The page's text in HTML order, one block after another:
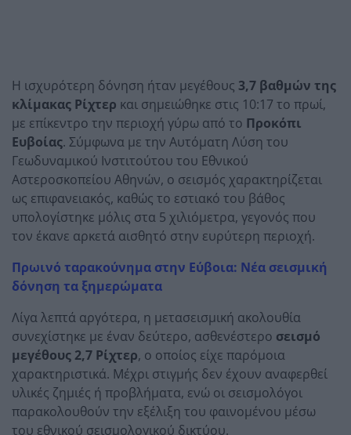
Η ισχυρότερη δόνηση ήταν μεγέθους 3,7 βαθμών της
κλίμακας Ρίχτερ και σημειώθηκε στις 10:17 το πρωί,
με επίκεντρο την περιοχή γύρω από το Προκόπι
Ευβοίας. Σύμφωνα με την Αυτόματη Λύση του
Γεωδυναμικού Ινστιτούτου του Εθνικού
Αστεροσκοπείου Αθηνών, ο σεισμός χαρακτηρίζεται
ως επιφανειακός, καθώς το εστιακό του βάθος
υπολογίστηκε μόλις στα 5 χιλιόμετρα, γεγονός που
τον έκανε αρκετά αισθητό στην ευρύτερη περιοχή.
Πρωινό ταρακούνημα στην Εύβοια: Νέα σεισμική
δόνηση τα ξημερώματα
Λίγα λεπτά αργότερα, η μετασεισμική ακολουθία
συνεχίστηκε με έναν δεύτερο, ασθενέστερο σεισμό
μεγέθους 2,7 Ρίχτερ, ο οποίος είχε παρόμοια
χαρακτηριστικά. Μέχρι στιγμής δεν έχουν αναφερθεί
υλικές ζημιές ή προβλήματα, ενώ οι σεισμολόγοι
παρακολουθούν την εξέλιξη του φαινομένου μέσω
του εθνικού σεισμολογικού δικτύου.